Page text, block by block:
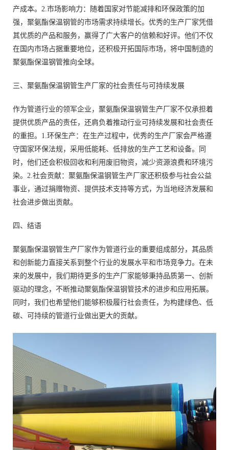
产成本。2.市场影响力：随着国家对节能减排和环保政策的加
强，聚氨酯保温钢管的市场需求持续增长。优秀的生产厂家凭借
其优质的产品和服务，赢得了广大客户的信赖和好评。他们不仅
在国内市场占据重要地位，还积极开拓国际市场，将中国制造的
聚氨酯保温钢管推向全球。
三、聚氨酯保温钢管生产厂家的社会责任与可持续发展
作为管道行业的领军企业，聚氨酯保温钢管生产厂家不仅承担着
提供优质产品的责任，还肩负着推动行业可持续发展和社会责任
的重担。1.环保生产：在生产过程中，优秀的生产厂家会严格遵
守国家环保法规，采用低能耗、低排放的生产工艺和设备。同
时，他们还会积极回收和利用废旧物资，减少资源浪费和环境污
染。2.社会贡献：聚氨酯保温钢管生产厂家还积极参与社会公益
事业，通过捐赠物资、提供技术支持等方式，为当地经济发展和
社会进步做出贡献。
四、结语
聚氨酯保温钢管生产厂家作为管道行业的重要组成部分，其品质
和创新能力直接关系到整个行业的发展水平和市场竞争力。在未
来的发展中，我们期待更多的生产厂家能够秉持品质第一、创新
驱动的理念，不断推动聚氨酯保温钢管技术的进步和应用拓展。
同时，我们也希望他们能够积极履行社会责任，为构建绿色、低
碳、可持续的管道行业做出更大的贡献。